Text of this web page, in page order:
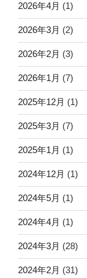
2026年4月 (1)
2026年3月 (2)
2026年2月 (3)
2026年1月 (7)
2025年12月 (1)
2025年3月 (7)
2025年1月 (1)
2024年12月 (1)
2024年5月 (1)
2024年4月 (1)
2024年3月 (28)
2024年2月 (31)